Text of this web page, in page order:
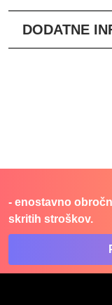
DODATNE
- enostavno
skritih stroškov.